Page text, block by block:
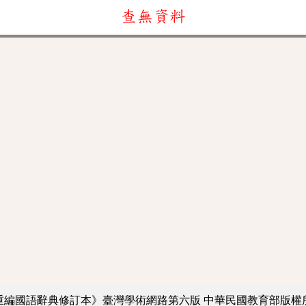
查無資料
編國語辭典修訂本》臺灣學術網路第六版 中華民國教育部版權